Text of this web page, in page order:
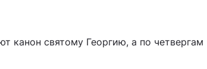
канон святому Георгию, а по четвергам